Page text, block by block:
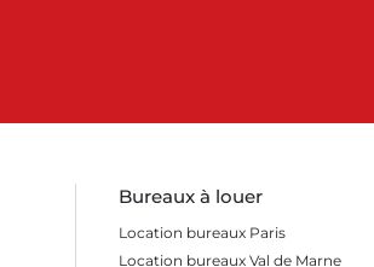
Bureaux à louer
Location bureaux Paris
Location bureaux Val de Marne